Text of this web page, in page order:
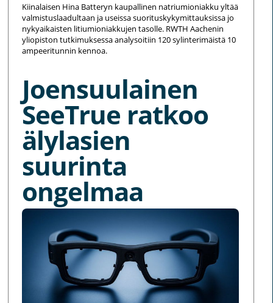
Kiinalaisen Hina Batteryn kaupallinen natriumioniakku yltää
valmistuslaadultaan ja useissa suorituskykymittauksissa jo
nykyaikaisten litiumioniakkujen tasolle. RWTH Aachenin
yliopiston tutkimuksessa analysoitiin 120 sylinterimäistä 10
ampeeritunnin kennoa.
Joensuulainen
SeeTrue ratkoo
älylasien
suurinta
ongelmaa